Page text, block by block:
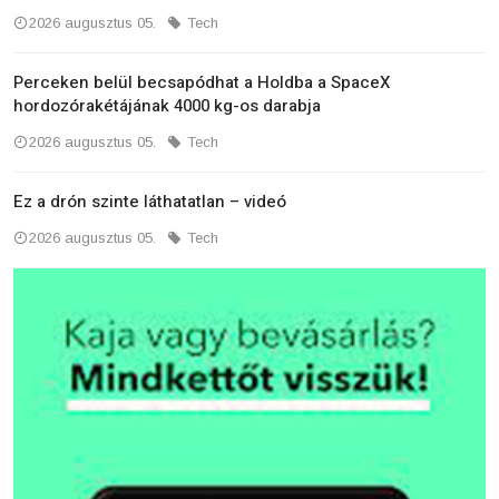
2026 augusztus 05. Tech
Perceken belül becsapódhat a Holdba a SpaceX
hordozórakétájának 4000 kg-os darabja
2026 augusztus 05. Tech
Ez a drón szinte láthatatlan – videó
2026 augusztus 05. Tech